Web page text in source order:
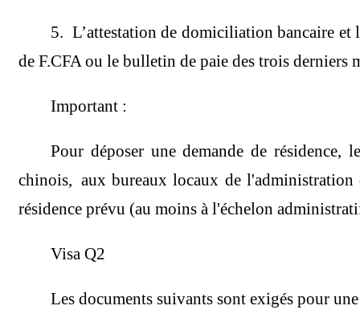
5. L’attestation de domiciliation bancaire
de F.CFA ou le bulletin de paie des trois
Important :
Pour déposer une demande de
chinois, aux bureaux locaux de
résidence prévu (au moins à l'échelon
Visa Q2
Les documents suivants sont exigés pour